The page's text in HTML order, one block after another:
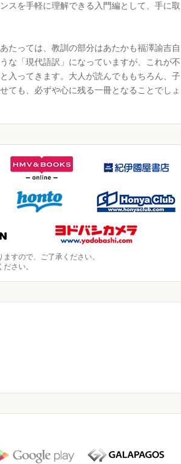
スを手軽に理解できる入門編として、手に取
たっては、教訓の部分はあたかも福澤諭吉自
な「現代語訳」になっていますが、これが不
入ってきます。大人が読んでももちろん、子
ても、必ずや心に残る一冊となることでしょ
すので、ご了承ください。
さい。